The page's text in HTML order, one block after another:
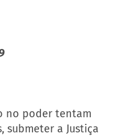
no poder tentam
submeter a Justiça